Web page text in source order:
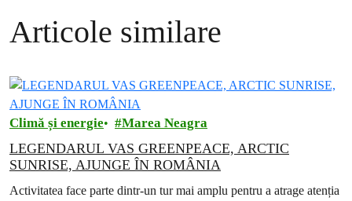
Articole similare
Climă și energie Marea Neagra
LEGENDARUL VAS GREENPEACE, ARCTIC
SUNRISE, AJUNGE ÎN ROMÂNIA
Activitatea face parte dintr-un tur mai amplu pentru a atrage atenția